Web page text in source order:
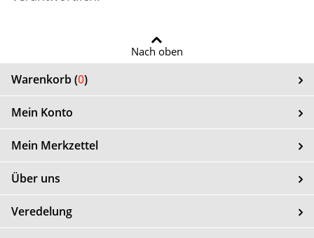
Nach oben
Warenkorb (0)
Mein Konto
Mein Merkzettel
Über uns
Veredelung